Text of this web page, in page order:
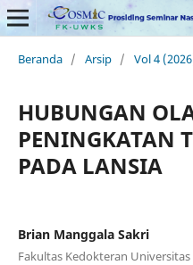
Beranda / Arsip / Vol 4
HUBUNGAN
PENINGKATAN
PADA LANSIA
Brian Manggala Sakri
Fakultas Kedokteran